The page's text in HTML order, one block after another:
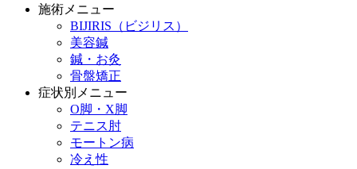
施術メニュー
BIJIRIS（ビジリス）
美容鍼
鍼・お灸
骨盤矯正
症状別メニュー
O脚・X脚
テニス肘
モートン病
冷え性